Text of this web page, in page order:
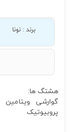
برند: نونا
هشتگ ها:
گوارشی ویتامین
پروبیوتیک